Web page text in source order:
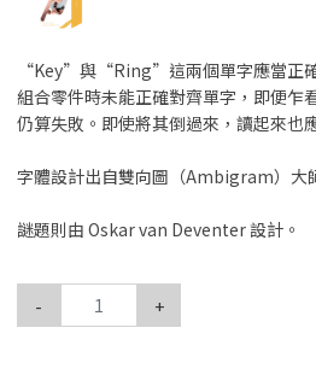
“Key”與“Ring”這兩個單字應當正
組合零件時未能正確對齊單字，即便乍
仍算失敗。即使將其倒過來，讀起來
字體設計出自雙向圖（Ambigram）大
謎題則由 Oskar van Deventer 設計。
- +